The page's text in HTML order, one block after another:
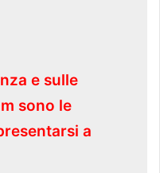
e sulle
sono le
a